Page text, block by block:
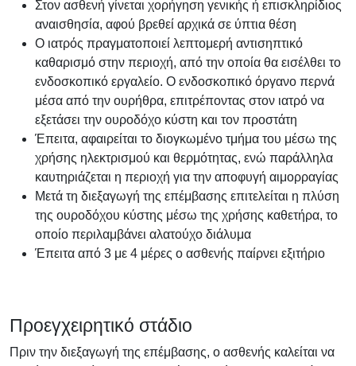
Στον ασθενή γίνεται χορήγηση γενικής ή επισκληρίδιος
αναισθησία, αφού βρεθεί αρχικά σε ύπτια θέση
Ο ιατρός πραγματοποιεί λεπτομερή αντισηπτικό
καθαρισμό στην περιοχή, από την οποία θα εισέλθει το
ενδοσκοπικό εργαλείο. Ο ενδοσκοπικό όργανο περνά
μέσα από την ουρήθρα, επιτρέποντας στον ιατρό να
εξετάσει την ουροδόχο κύστη και τον προστάτη
Έπειτα, αφαιρείται το διογκωμένο τμήμα του μέσω της
χρήσης ηλεκτρισμού και θερμότητας, ενώ παράλληλα
καυτηριάζεται η περιοχή για την αποφυγή αιμορραγίας
Μετά τη διεξαγωγή της επέμβασης επιτελείται η πλύση
της ουροδόχου κύστης μέσω της χρήσης καθετήρα, το
οποίο περιλαμβάνει αλατούχο διάλυμα
Έπειτα από 3 με 4 μέρες ο ασθενής παίρνει εξιτήριο
Προεγχειρητικό στάδιο
Πριν την διεξαγωγή της επέμβασης, ο ασθενής καλείται να